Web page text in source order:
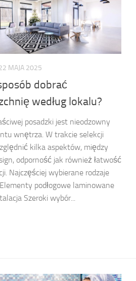
MAJA 2025
dobrać
według lokalu?
posadzki jest nieodzowny
wnętrza. W trakcie selekcji
kilka aspektów, między
odporność jak również łatwość
Najczęściej wybierane rodzaje
podłogowe laminowane
Szeroki wybór...